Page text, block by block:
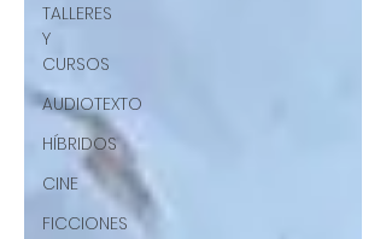
TALLERES
Y
CURSOS
AUDIOTEXTO
HÍBRIDOS
CINE
FICCIONES